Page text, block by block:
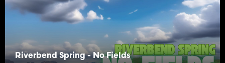
Riverbend Spring - No Fields